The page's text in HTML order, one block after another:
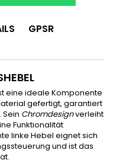
GPSR
eine ideale Komponente
gefertigt, garantiert
Chromdesignverleiht
Funktionalität
linke Hebel eignet sich
und ist das